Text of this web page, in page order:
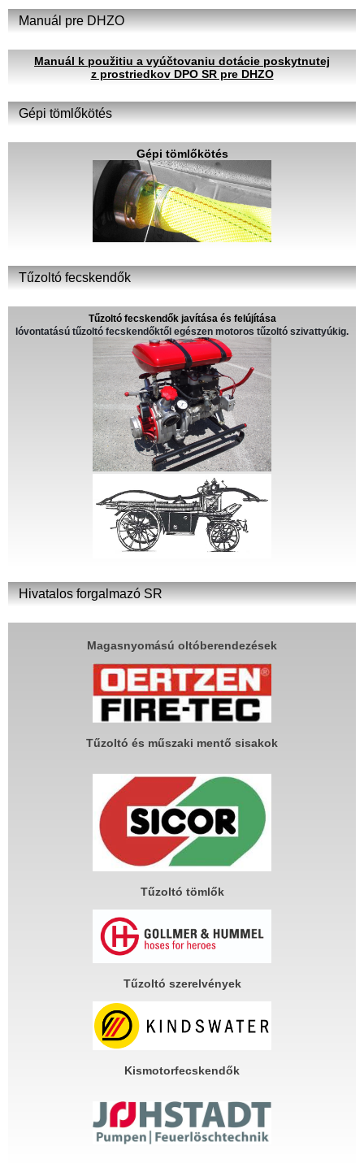
Manuál pre DHZO
Manuál k použitiu a vyúčtovaniu dotácie poskytnutej
z prostriedkov DPO SR pre DHZO
Gépi tömlőkötés
Gépi tömlőkötés
Tűzoltó fecskendők
Tűzoltó fecskendők javítása és felújítása
lóvontatású tűzoltó fecskendőktől egészen motoros tűzoltó szivattyúkig.
Hivatalos forgalmazó SR
Magasnyomású oltóberendezések
Tűzoltó és műszaki mentő sisakok
Tűzoltó tömlők
Tűzoltó szerelvények
Kismotorfecskendők